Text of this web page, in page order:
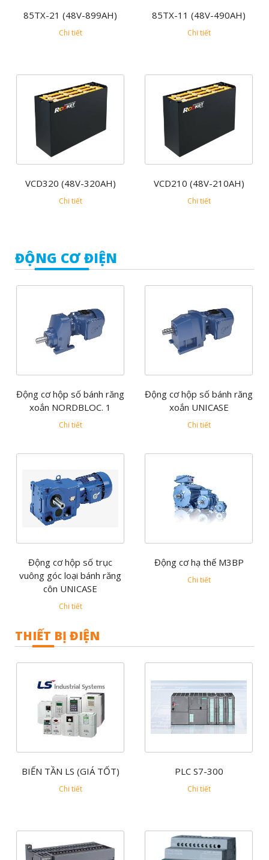
85TX-21 (48V-899AH)
Chi tiết
85TX-11 (48V-490AH)
Chi tiết
VCD320 (48V-320AH)
Chi tiết
VCD210 (48V-210AH)
Chi tiết
ĐỘNG CƠ ĐIỆN
Động cơ hộp số bánh răng
xoắn NORDBLOC. 1
Chi tiết
Động cơ hộp số bánh răng
xoắn UNICASE
Chi tiết
Động cơ hộp số trục
vuông góc loại bánh răng
côn UNICASE
Chi tiết
Động cơ hạ thế M3BP
Chi tiết
THIẾT BỊ ĐIỆN
BIẾN TẦN LS (GIÁ TỐT)
Chi tiết
PLC S7-300
Chi tiết